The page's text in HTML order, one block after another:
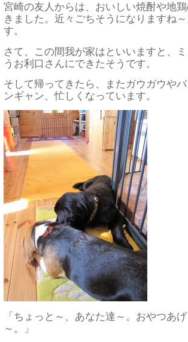
宮崎の友人からは、おいしい焼酎や地
きました。近々ごちそうになりますね
す。
さて、この間我が家はといいますと、
うお利口さんにできたそうです。
そして帰ってきたら、またガウガウや
ンギャン、忙しくなっています。
「ちょっと～、あなた達～。おやつあ
～。」